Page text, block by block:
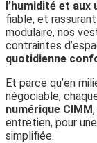
l’humidité et
fiable, et
modulaire, nos
contraintes
quotidienne
Et parce qu’en
négociable,
numérique CIMM
entretien, pour
simplifiée.